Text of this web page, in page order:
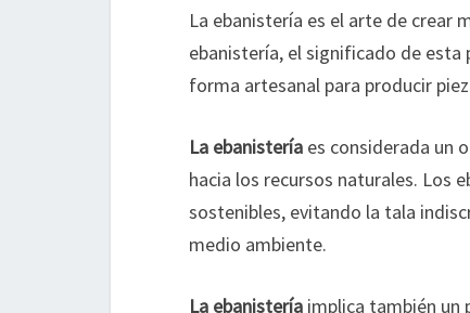
La ebanistería es el arte de crear
ebanistería, el significado de
forma artesanal para producir
La ebanistería es considerada un
hacia los recursos naturales. Los
sostenibles, evitando la tala
medio ambiente.
La ebanistería implica también un